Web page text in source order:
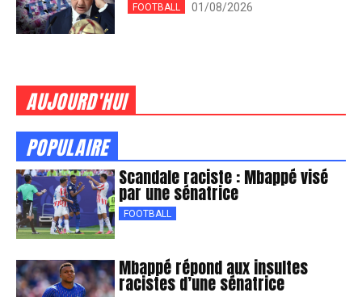
FOOTBALL 01/08/2026
AUJOURD'HUI
POPULAIRE
Scandale raciste : Mbappé visé
par une sénatrice
FOOTBALL
Mbappé répond aux insultes
racistes d’une sénatrice